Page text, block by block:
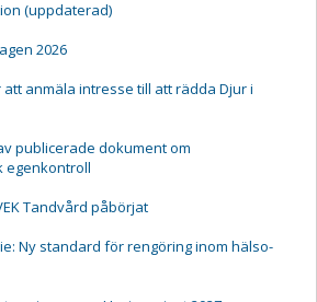
(uppdaterad)
2026
anmäla intresse till att rädda Djur i
publicerade dokument om
egenkontroll
Tandvård påbörjat
Ny standard för rengöring inom hälso-